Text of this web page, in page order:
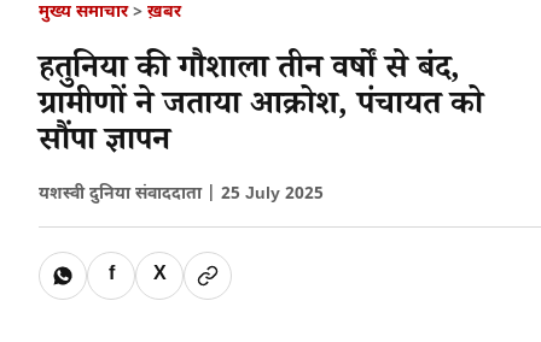
मुख्य समाचार> ख़बर
हतुनिया की गौशाला तीन वर्षों से बंद,
ग्रामीणों ने जताया आक्रोश, पंचायत को
सौंपा ज्ञापन
यशस्वी दुनिया संवाददाता | 25 July 2025
f X